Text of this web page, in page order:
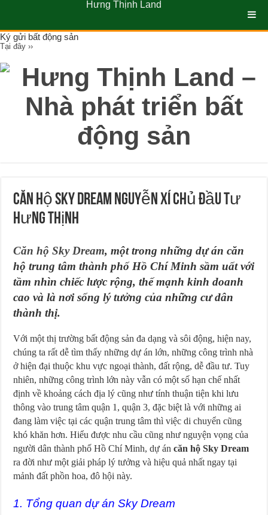
Ký gửi bất động sản
Tại đây ››
Căn hộ Sky Dream Nguyễn Xí Chủ Đầu Tư
Hưng Thịnh
Căn hộ Sky Dream, một trong những dự án căn
hộ trung tâm thành phố Hồ Chí Minh sầm uất với
tầm nhìn chiếc lược rộng, thế mạnh kinh doanh
cao và là nơi sống lý tưởng của những cư dân
thành thị.
Với một thị trường bất động sản đa dạng và sôi động, hiện nay,
chúng ta rất dễ tìm thấy những dự án lớn, những công trình nhà
ở hiện đại thuộc khu vực ngoại thành, đất rộng, dễ đầu tư. Tuy
nhiên, những công trình lớn này vẫn có một số hạn chế nhất
định về khoảng cách địa lý cũng như tính thuận tiện khi lưu
thông vào trung tâm quận 1, quận 3, đặc biệt là với những ai
đang làm việc tại các quận trung tâm thì việc di chuyển cũng
khó khăn hơn. Hiểu được nhu cầu cũng như nguyện vọng của
người dân thành phố Hồ Chí Minh, dự áncăn hộ Sky Dream
ra đời như một giải pháp lý tưởng và hiệu quả nhất ngay tại
mảnh đất phồn hoa, đô hội này.
1. Tổng quan dự án Sky Dream
Hưng Thịnh Land